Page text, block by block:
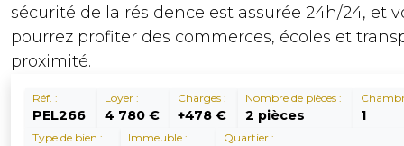
sécurité de la résidence est assurée 24h/24, et
pourrez profiter des commerces, écoles et
proximité.
Réf. :
PEL266
Loyer :
4 780 €
Charges :
+478 €
Nombre de pièces :
2 pièces 1
Type de bien : Immeuble : Quartier :